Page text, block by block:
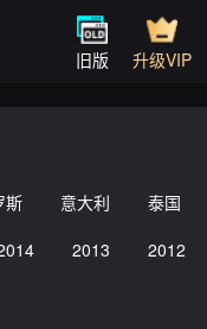
旧版 升级VIP
斯 意大利 泰国
2013 2012